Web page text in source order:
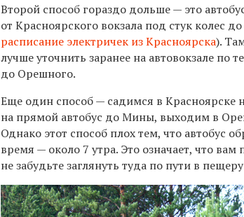
Второй способ гораздо дольше — это
от Красноярского вокзала под стук колес
расписание электричек из Красноярска).
лучше уточнить заранее на автовокзале по
до Орешного.
Еще один способ — садимся в Красноярске
на прямой автобус до Мины, выходим в
Однако этот способ плох тем, что автобус
время — около 7 утра. Это означает, что вам
не забудьте заглянуть туда по пути в